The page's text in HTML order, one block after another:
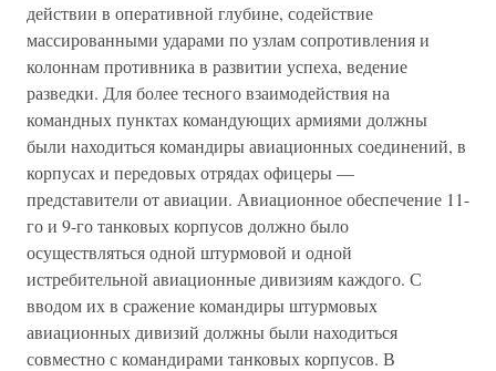
действии в оперативной глубине, содействие
массированными ударами по узлам сопротивления и
колоннам противника в развитии успеха, ведение
разведки. Для более тесного взаимодействия на
командных пунктах командующих армиями должны
были находиться командиры авиационных соединений, в
корпусах и передовых отрядах офицеры —
представители от авиации. Авиационное обеспечение 11-
го и 9-го танковых корпусов должно было
осуществляться одной штурмовой и одной
истребительной авиационные дивизиям каждого. С
вводом их в сражение командиры штурмовых
авиационных дивизий должны были находиться
совместно с командирами танковых корпусов. В